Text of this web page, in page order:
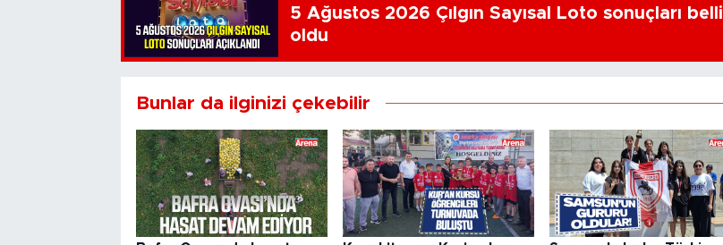
5 Ağustos 2026 Çılgın Sayısal Loto sonuçları belli
oldu
Bunlar da ilginizi çekebilir